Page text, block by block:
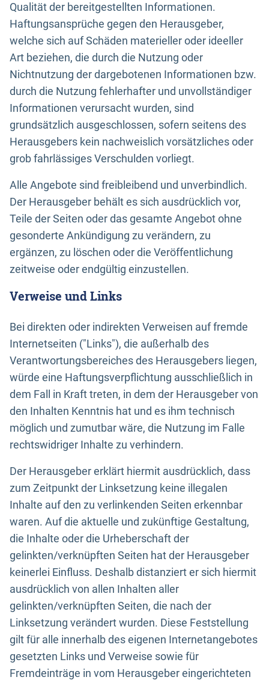
Qualität der bereitgestellten Informationen.
Haftungsansprüche gegen den Herausgeber,
welche sich auf Schäden materieller oder ideeller
Art beziehen, die durch die Nutzung oder
Nichtnutzung der dargebotenen Informationen bzw.
durch die Nutzung fehlerhafter und unvollständiger
Informationen verursacht wurden, sind
grundsätzlich ausgeschlossen, sofern seitens des
Herausgebers kein nachweislich vorsätzliches oder
grob fahrlässiges Verschulden vorliegt.
Alle Angebote sind freibleibend und unverbindlich.
Der Herausgeber behält es sich ausdrücklich vor,
Teile der Seiten oder das gesamte Angebot ohne
gesonderte Ankündigung zu verändern, zu
ergänzen, zu löschen oder die Veröffentlichung
zeitweise oder endgültig einzustellen.
Verweise und Links
Bei direkten oder indirekten Verweisen auf fremde
Internetseiten ("Links"), die außerhalb des
Verantwortungsbereiches des Herausgebers liegen,
würde eine Haftungsverpflichtung ausschließlich in
dem Fall in Kraft treten, in dem der Herausgeber von
den Inhalten Kenntnis hat und es ihm technisch
möglich und zumutbar wäre, die Nutzung im Falle
rechtswidriger Inhalte zu verhindern.
Der Herausgeber erklärt hiermit ausdrücklich, dass
zum Zeitpunkt der Linksetzung keine illegalen
Inhalte auf den zu verlinkenden Seiten erkennbar
waren. Auf die aktuelle und zukünftige Gestaltung,
die Inhalte oder die Urheberschaft der
gelinkten/verknüpften Seiten hat der Herausgeber
keinerlei Einfluss. Deshalb distanziert er sich hiermit
ausdrücklich von allen Inhalten aller
gelinkten/verknüpften Seiten, die nach der
Linksetzung verändert wurden. Diese Feststellung
gilt für alle innerhalb des eigenen Internetangebotes
gesetzten Links und Verweise sowie für
Fremdeinträge in vom Herausgeber eingerichteten